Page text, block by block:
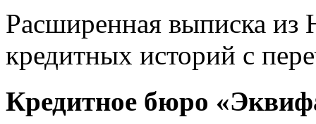
Расширенная выписка из
кредитных историй с
Кредитное бюро